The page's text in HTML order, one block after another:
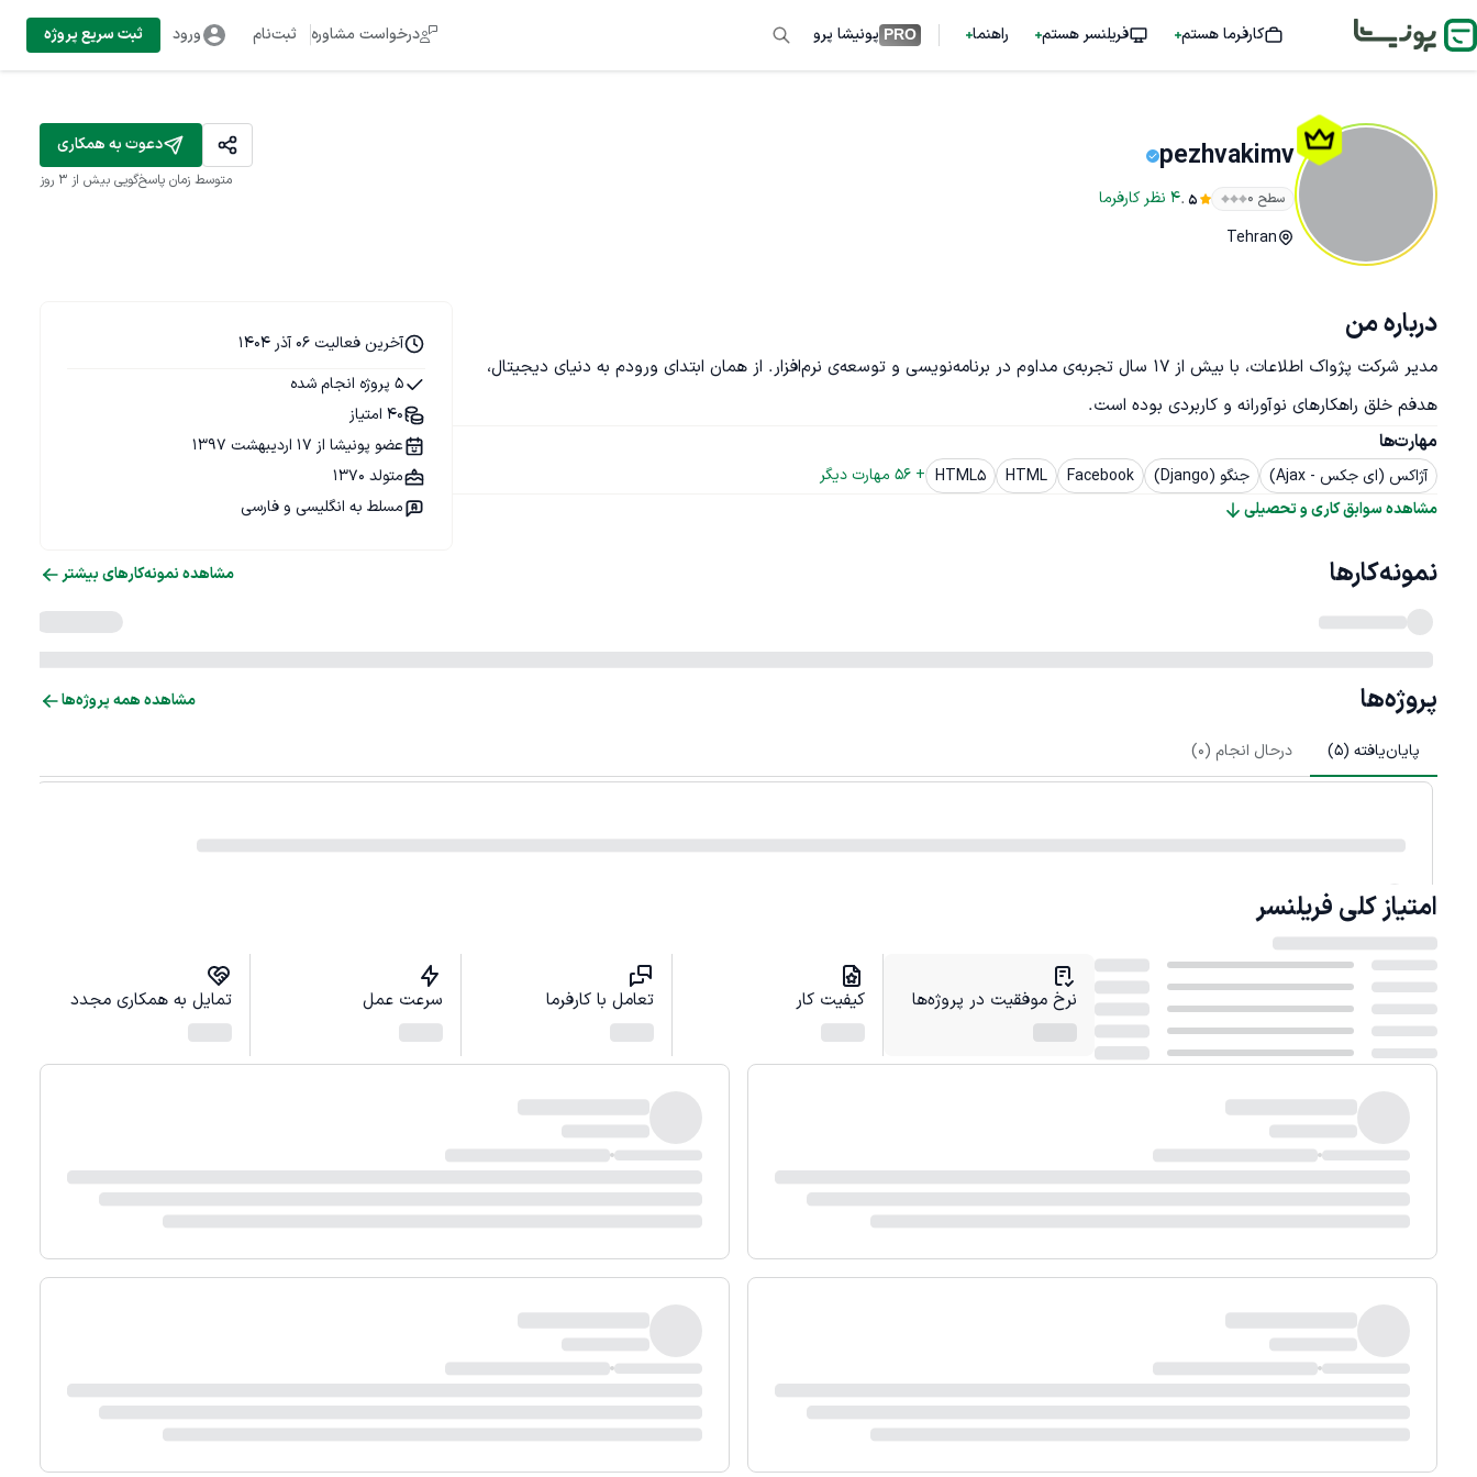
کارفرما هستم فریلنسر هستم راهنما PRO پونیشا پرو درخواست مشاوره ثبت‌نام ورود ثبت سریع پروژه
pezhvakimv
سطح ۰ 5
.
4 نظر کارفرما
Tehran
دعوت به همکاری
متوسط زمان پاسخ‌گویی بیش از ۳ روز
درباره من
مدیر شرکت پژواک اطلاعات، با بیش از ۱۷ سال تجربه‌ی مداوم در برنامه‌نویسی و توسعه‌ی نرم‌افزار. از همان ابتدای ورودم به دنیای دیجیتال،
هدفم خلق راهکارهای نوآورانه و کاربردی بوده است.
مهارت‌ها
آژاکس (ای جکس - Ajax) جنگو (Django) Facebook
HTML
HTML5
+
56 مهارت دیگر
مشاهده سوابق کاری و تحصیلی
آخرین فعالیت 06 آذر 1404
5 پروژه انجام شده
40 امتیاز
عضو پونیشا از 17 اردیبهشت 1397
متولد 1370
مسلط به انگلیسی و فارسی
نمونه‌کارها مشاهده نمونه‌کارهای بیشتر
پروژه‌ها مشاهده همه پروژه‌ها
پایان‌یافته (5
) درحال انجام (0
)
امتیاز کلی فریلنسر
نرخ موفقیت در پروژه‌ها کیفیت کار تعامل با کارفرما سرعت عمل تمایل به همکاری مجدد